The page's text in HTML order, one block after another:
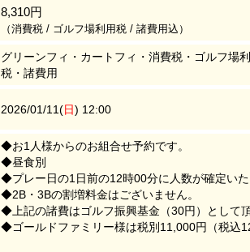
8,310円
（消費税 / ゴルフ場利用税 / 諸費用込）
グリーンフィ・カートフィ・消費税・ゴルフ場
税・諸費用
2026/01/11(日) 12:00
◆お1人様からのお組合せ予約です。
◆昼食別
◆プレー日の1日前の12時00分に人数が確定い
◆2B・3Bの割増料金はございません。
◆上記の諸費はゴルフ振興基金（30円）として
◆ゴールドファミリー様は税別11,000円（税込